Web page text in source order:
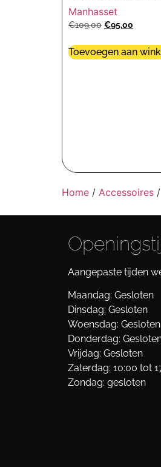
Manhasset
€109,00 €95,00
Toevoegen aan
Home / Accessoires /
Aangepaste tijden
Maandag: Gesloten
Dinsdag: Gesloten
Woensdag: Gesloten
Donderdag:
Vrijdag: Gesloten
Zaterdag: 10:00 tot
Zondag: gesloten